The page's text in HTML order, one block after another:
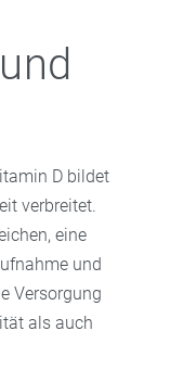
D bildet
verbreitet.
eine
und
Versorgung
als auch